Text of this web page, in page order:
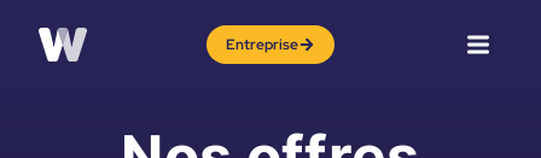
Entreprise